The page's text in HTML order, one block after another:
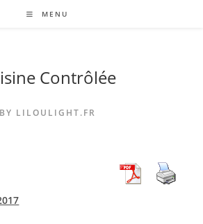
MENU
Contrôlée
BY LILOULIGHT.FR